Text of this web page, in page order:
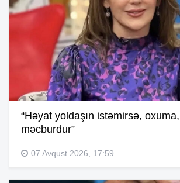
“Həyat yoldaşın istəmirsə,
məcburdur”
07 Avqust 2026, 17:59